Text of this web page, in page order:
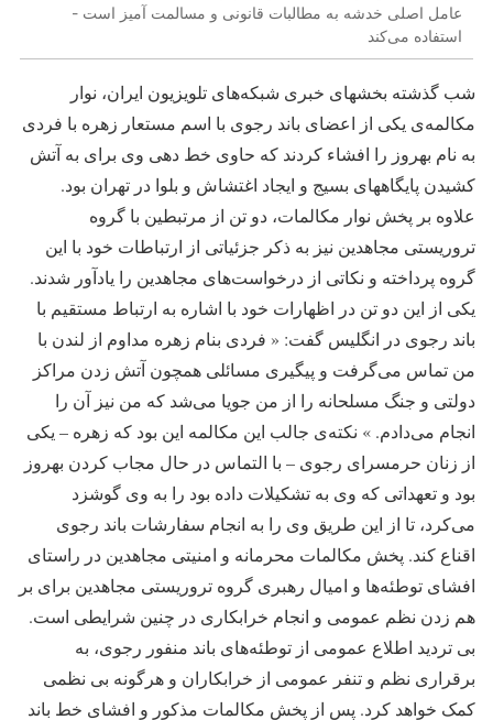
عامل اصلی خدشه به مطالبات قانونی و مسالمت آمیز است -
استفاده می‌کند
شب گذشته بخشهای خبری شبکه‌های تلویزیون ایران، نوار
مکالمه‌ی یکی از اعضای باند رجوی با اسم مستعار زهره با فردی
به نام بهروز را افشاء کردند که حاوی خط دهی وی برای به آتش
کشیدن پایگاههای بسیج و ایجاد اغتشاش و بلوا در تهران بود.
علاوه بر پخش نوار مکالمات، دو تن از مرتبطین با گروه
تروریستی مجاهدین نیز به ذکر جزئیاتی از ارتباطات خود با این
گروه پرداخته و نکاتی از درخواست‌های مجاهدین را یادآور شدند.
یکی از این دو تن در اظهارات خود با اشاره به ارتباط مستقیم با
باند رجوی در انگلیس گفت: « فردی بنام زهره مداوم از لندن با
من تماس می‌گرفت و پیگیری مسائلی همچون آتش زدن مراکز
دولتی و جنگ مسلحانه را از من جویا می‌شد که من نیز آن را
انجام می‌دادم. » نکته‌ی جالب این مکالمه این بود که زهره – یکی
از زنان حرمسرای رجوی – با التماس در حال مجاب کردن بهروز
بود و تعهداتی که وی به تشکیلات داده بود را به وی گوشزد
می‌کرد، تا از این طریق وی را به انجام سفارشات باند رجوی
اقناع کند. پخش مکالمات محرمانه و امنیتی مجاهدین در راستای
افشای توطئه‌ها و امیال رهبری گروه تروریستی مجاهدین برای بر
هم زدن نظم عمومی و انجام خرابکاری در چنین شرایطی است.
بی تردید اطلاع عمومی از توطئه‌های باند منفور رجوی، به
برقراری نظم و تنفر عمومی از خرابکاران و هرگونه بی نظمی
کمک خواهد کرد. پس از پخش مکالمات مذکور و افشای خط باند